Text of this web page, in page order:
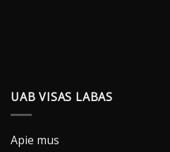
UAB VISAS LABAS
Apie mus